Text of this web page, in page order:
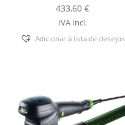
433,60 €
IVA Incl.
Adicionar á lista de desejos